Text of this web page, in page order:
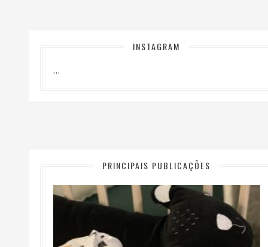
INSTAGRAM
…
PRINCIPAIS PUBLICAÇÕES